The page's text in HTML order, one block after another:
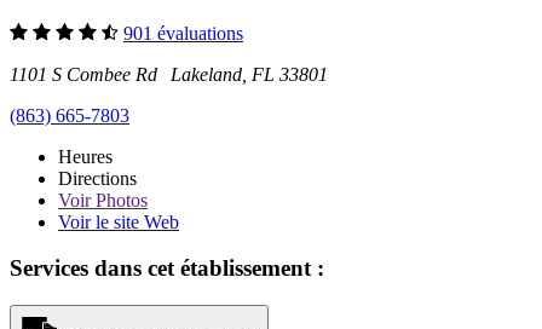
901 évaluations
1101 S Combee Rd Lakeland, FL 33801
(863) 665-7803
Heures
Directions
VoirPhotos
Voir le site Web
Services dans cet établissement :